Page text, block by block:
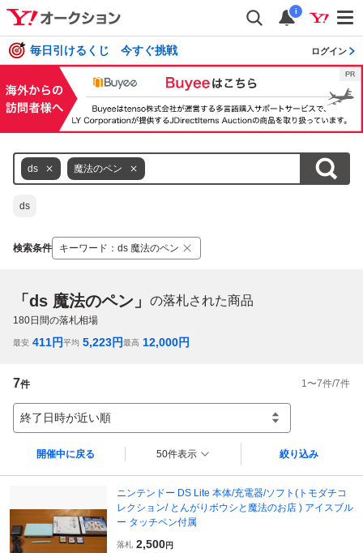
i
毎日引けるくじ 今すぐ挑戦 ログイン
ds 魔法のペン
ds
検索条件 キーワード ： ds 魔法のペン
「ds 魔法のペン」 の落札された商品
180日間の落札相場
最安 411円平均 5,223円最高 12,000円
7件 1 〜7件/7件
終了日時が近い順
開催中に戻る 50件表示 絞り込み
ニンテンドー DS Lite 本体/充電器/ソフト(トモダチコ
レクション/ とんがりボウシと魔法のお店 ) アイスブル
ー タッチペン付属
落札 2,500円